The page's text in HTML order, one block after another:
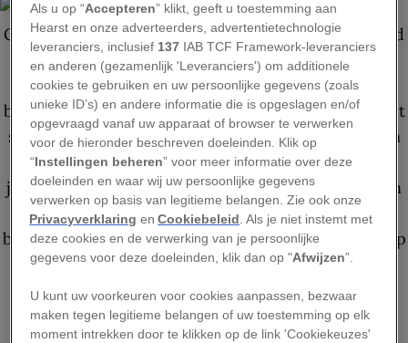
BEKIJK GALERIJ
De allereerste Earth Day werd georganiseerd in
de VS in 1970. Naar schatting twintig miljoen
Als u op “Accepteren” klikt, geeft u toestemming aan
Hearst en onze adverteerders, advertentietechnologie
leveranciers, inclusief 137 IAB TCF Framework-leveranciers
en anderen (gezamenlijk 'Leveranciers') om additionele
cookies te gebruiken en uw persoonlijke gegevens (zoals
unieke ID’s) en andere informatie die is opgeslagen en/of
opgevraagd vanaf uw apparaat of browser te verwerken
voor de hieronder beschreven doeleinden. Klik op
“Instellingen beheren” voor meer informatie over deze
doeleinden en waar wij uw persoonlijke gegevens
verwerken op basis van legitieme belangen. Zie ook onze
Privacyverklaring enCookiebeleid . Als je niet instemt met
deze cookies en de verwerking van je persoonlijke
gegevens voor deze doeleinden, klik dan op "Afwijzen”.
U kunt uw voorkeuren voor cookies aanpassen, bezwaar
maken tegen legitieme belangen of uw toestemming op elk
moment intrekken door te klikken op de link 'Cookiekeuzes'